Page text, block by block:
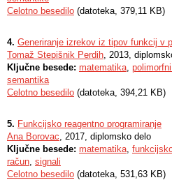
Celotno besedilo (datoteka, 379,11 KB)
4. Generiranje izrekov iz tipov funkcij v
Tomaž Stepišnik Perdih, 2013,
Ključne besede: matematika,
semantika
Celotno besedilo (datoteka, 394,21 KB)
5. Funkcijsko reagentno programiranje
Ana Borovac, 2017, diplomsko delo
Ključne besede: matematika,
račun, signali
Celotno besedilo (datoteka, 531,63 KB)